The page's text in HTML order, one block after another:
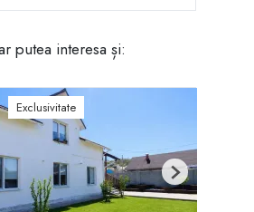
putea interesa și:
Exclusivitate
Next